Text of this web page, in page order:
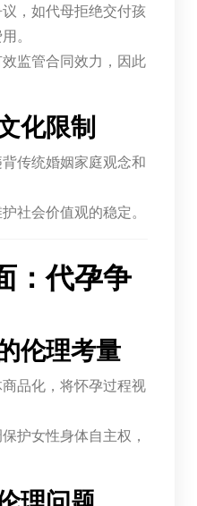
，如代母拒绝交付孩
。
监管合同效力，因此
化限制
传统婚姻家庭观念和
社会价值观的稳定。
：代孕争
伦理考量
品化，将怀孕过程视
护女性身体自主权，